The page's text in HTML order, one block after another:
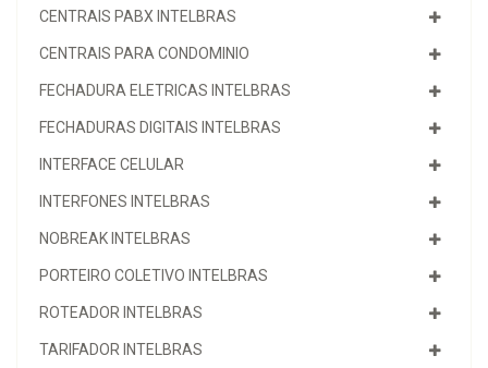
CENTRAIS PABX INTELBRAS
CENTRAIS PARA CONDOMINIO
FECHADURA ELETRICAS INTELBRAS
FECHADURAS DIGITAIS INTELBRAS
INTERFACE CELULAR
INTERFONES INTELBRAS
NOBREAK INTELBRAS
PORTEIRO COLETIVO INTELBRAS
ROTEADOR INTELBRAS
TARIFADOR INTELBRAS